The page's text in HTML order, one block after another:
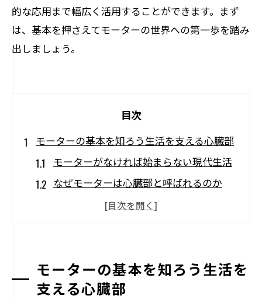
的な応用まで幅広く活用することができます。まず
は、基本を押さえてモーターの世界への第一歩を踏み
出しましょう。
目次
モーターの基本を知ろう生活を支える心臓部
モーターがなければ始まらない現代生活
なぜモーターは心臓部と呼ばれるのか
日常生活で見かけるモーターの例
モーターの歴史と進化の過程
初心者が押さえておくべきモーターの基
礎知識
モーターの基本を知ろう生活を
支える心臓部